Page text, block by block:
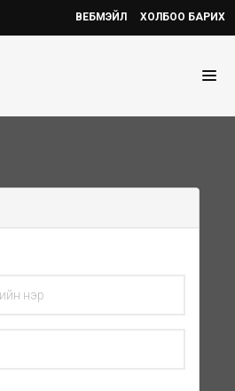
ВЕБМЭЙЛ ХОЛБОО БАРИХ